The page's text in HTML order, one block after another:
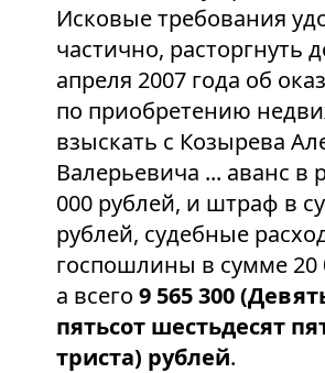
Исковые требования
частично, расторгнуть
апреля 2007 года об
по приобретению
взыскать с Козырева
Валерьевича ... аванс в
000 рублей, и штраф в
рублей, судебные
госпошлины в сумме 20
а всего 9 565 300
пятьсот шестьдесят
триста) рублей.